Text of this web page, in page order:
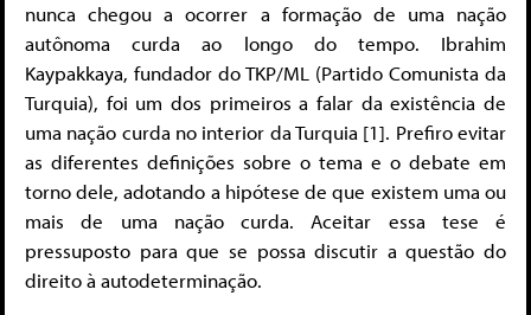
nunca chegou a ocorrer a formação de uma nação
autônoma curda ao longo do tempo. Ibrahim
Kaypakkaya, fundador do TKP/ML (Partido Comunista da
Turquia), foi um dos primeiros a falar da existência de
uma nação curda no interior da Turquia [1]. Prefiro evitar
as diferentes definições sobre o tema e o debate em
torno dele, adotando a hipótese de que existem uma ou
mais de uma nação curda. Aceitar essa tese é
pressuposto para que se possa discutir a questão do
direito à autodeterminação.